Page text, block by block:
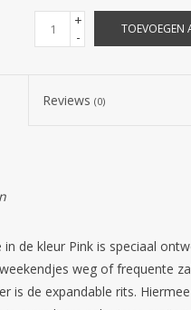
+
-
TOEVOEGEN
Reviews(0)
in de kleur Pink is speciaal
weg of frequente
is de expandable rits.